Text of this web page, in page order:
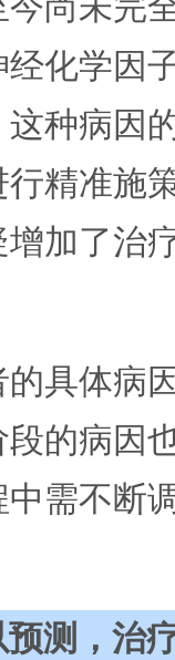
尚未完
化学因
种病因
精准施
加了治
的具体病
的病因
需不断
测，治